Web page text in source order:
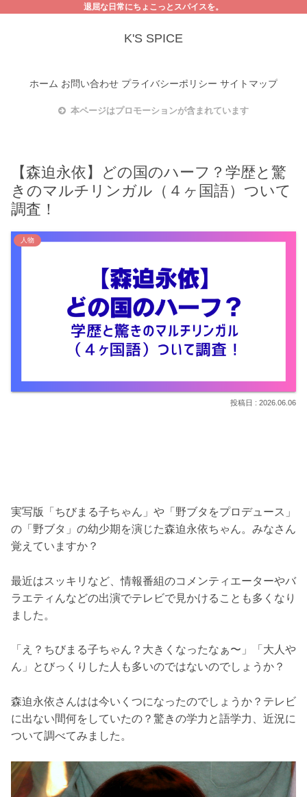
退屈な日常にちょこっとスパイスを。
K'S SPICE
ホーム お問い合わせ プライバシーポリシー サイトマップ
本ページはプロモーションが含まれています
【森迫永依】どの国のハーフ？学歴と驚
きのマルチリンガル（４ヶ国語）ついて
調査！
人物
2026.06.06
実写版「ちびまる子ちゃん」や「野ブタをプロデュース」
の「野ブタ」の幼少期を演じた森迫永依ちゃん。みなさん
覚えていますか？
最近はスッキリなど、情報番組のコメンティエーターやバ
ラエティんなどの出演でテレビで見かけることも多くなり
ました。
「え？ちびまる子ちゃん？大きくなったなぁ〜」「大人や
ん」とびっくりした人も多いのではないのでしょうか？
森迫永依さんはは今いくつになったのでしょうか？テレビ
に出ない間何をしていたの？驚きの学力と語学力、近況に
ついて調べてみました。